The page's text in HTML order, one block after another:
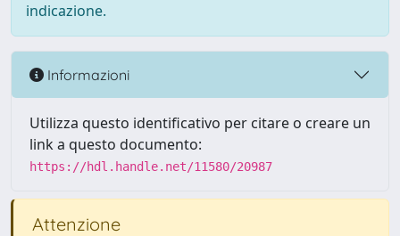
indicazione.
Informazioni
Utilizza questo identificativo per citare o creare un
link a questo documento:
https://hdl.handle.net/11580/20987
Attenzione